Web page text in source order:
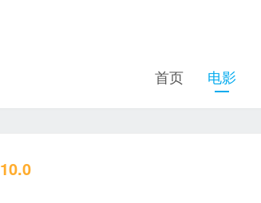
首页 电影
10.0